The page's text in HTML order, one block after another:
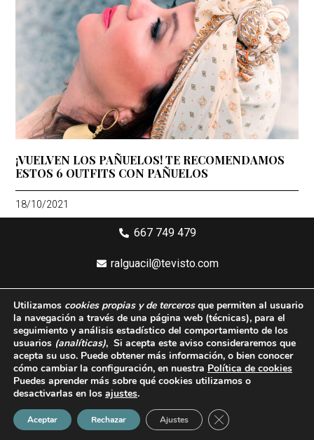
¡VUELVEN LOS PAÑUELOS! TE RECOMENDAMOS
ESTOS 6 OUTFITS CON PAÑUELOS
18/10/2021
667 749 479
ralguacil@tevisto.com
Aviso legal
Política de privacidad
Política de cookies
Condiciones generales de compra
Diseñado por Braun Marketing & Consulting
Utilizamos cookies propias y de tercerosque permiten al usuario
la navegación a través de una página web (técnicas), para el
seguimiento y análisis estadístico del comportamiento de los
usuarios (analíticas), Si acepta este aviso consideraremos que
acepta su uso. Puede obtener más información, o bien conocer
cómo cambiar la configuración, en nuestra Política de cookies
Puedes aprender más sobre qué cookies utilizamos o
desactivarlas en los ajustes.
Aceptar Rechazar Ajustes Cerrar el banner de